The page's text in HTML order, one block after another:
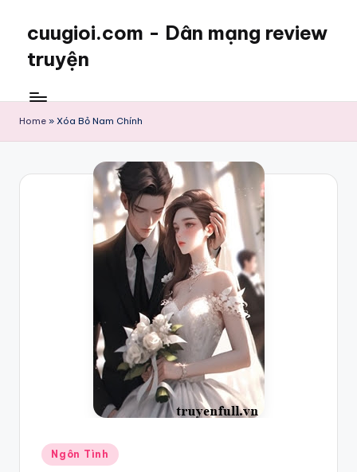
cuugioi.com - Dân mạng review
truyện
Home » Xóa Bỏ Nam Chính
Posted
in
Ngôn Tình